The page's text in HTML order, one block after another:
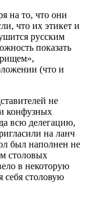
на то, что они
что их этикет и
русским
показать
(что и
не
конфузных
всю делегацию,
на ланч
был наполнен не
столовых
в некоторую
себя столовую